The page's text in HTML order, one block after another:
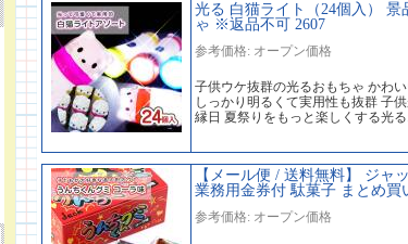
光る 白猫ライト（24個入）
ゃ ※返品不可 2607
参考価格: オープン価格
子供ウケ抜群の光るおもちゃ かわ
しっかり明るくて実用性も抜群 子
縁日 夏祭りをもっと楽しくする光
【メール便 / 送料無料】 ジャ
業務用金券付 駄菓子 まとめ
参考価格: オープン価格